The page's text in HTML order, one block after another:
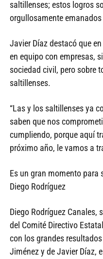
saltillenses; estos logros
orgullosamente emanados
Javier Díaz destacó que
en equipo con empresas,
sociedad civil, pero sobre
saltillenses.
“Las y los saltillenses ya
saben que nos
cumpliendo, porque aquí
próximo año, le vamos a
Es un gran momento para
Diego Rodríguez
Diego Rodríguez Canales,
del Comité Directivo
con los grandes
Jiménez y de Javier Díaz,